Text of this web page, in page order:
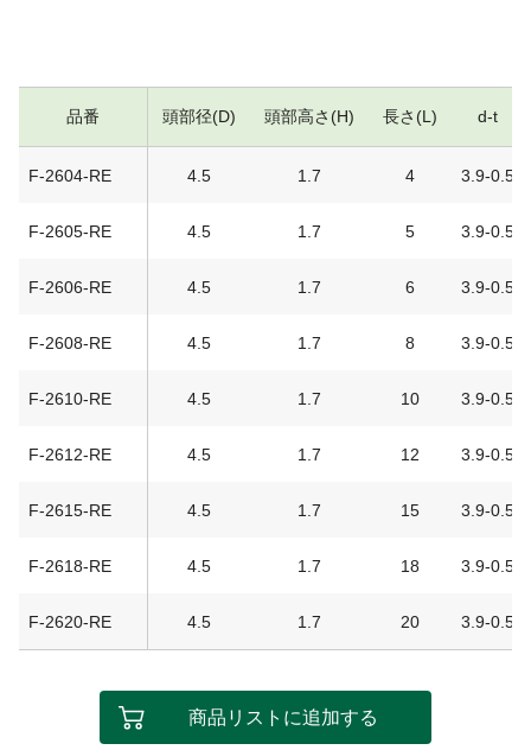
品番 頭部径(D) 頭部高さ(H) 長さ(L) d-t
F-2604-RE 4.5 1.7 4 3.9-0.5
F-2605-RE 4.5 1.7 5 3.9-0.5
F-2606-RE 4.5 1.7 6 3.9-0.5
F-2608-RE 4.5 1.7 8 3.9-0.5
F-2610-RE 4.5 1.7 10 3.9-0.5
F-2612-RE 4.5 1.7 12 3.9-0.5
F-2615-RE 4.5 1.7 15 3.9-0.5
F-2618-RE 4.5 1.7 18 3.9-0.5
F-2620-RE 4.5 1.7 20 3.9-0.5
商品リストに追加する